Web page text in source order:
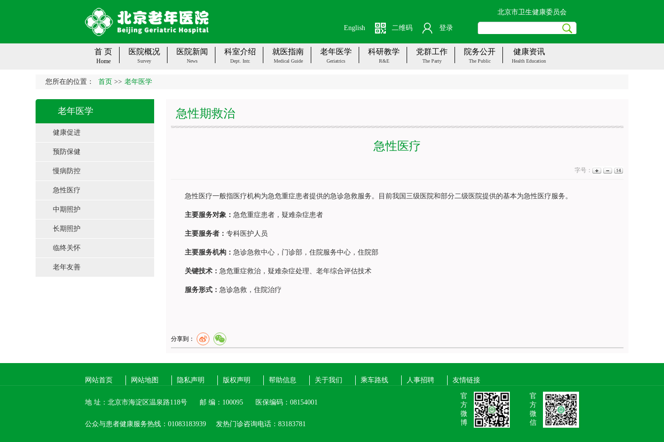
北京市卫生健康委员会
二维码 登录
English
首 页
Home
医院概况
Survey
医院新闻
News
科室介绍
Dept. Intr.
就医指南
Medical Guide
老年医学
Geriatrics
科研教学
R&E
党群工作
The Party
院务公开
The Public
健康资讯
Health Education
您所在的位置： 首页 >> 老年医学
老年医学
健康促进
预防保健
慢病防控
急性医疗
中期照护
长期照护
临终关怀
老年友善
急性期救治
急性医疗
字号：
急性医疗一般指医疗机构为急危重症患者提供的急诊急救服务。目前我国三级医院和部分二级医院提供的基本为急性医疗服务。
主要服务对象： 急危重症患者，疑难杂症患者
主要服务者： 专科医护人员
主要服务机构： 急诊急救中心 ，门诊部，住院服务中心，住院部
关键技术： 急危重症救治，疑难杂症处理、老年综合评估技术
服务形式： 急诊急救，住院治疗
分享到：
网站首页 网站地图 隐私声明 版权声明 帮助信息 关于我们 乘车路线 人事招聘 友情链接
地 址：北京市海淀区温泉路118号 邮 编：100095 医保编码：08154001
公众与患者健康服务热线：01083183939 发热门诊咨询电话：83183781
官
方
微
博
官
方
微
信